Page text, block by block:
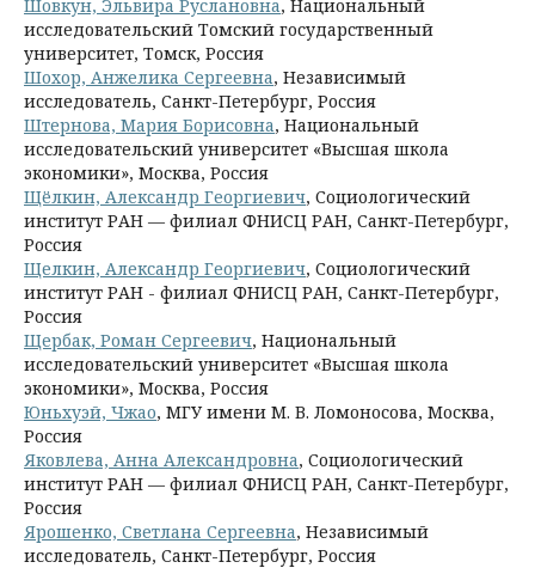
Шовкун, Эльвира Руслановна, Национальный
исследовательский Томский государственный
университет, Томск, Россия
Шохор, Анжелика Сергеевна, Независимый
исследователь, Санкт-Петербург, Россия
Штернова, Мария Борисовна, Национальный
исследовательский университет «Высшая школа
экономики», Москва, Россия
Щёлкин, Александр Георгиевич, Социологический
институт РАН — филиал ФНИСЦ РАН, Санкт-Петербург,
Россия
Щелкин, Александр Георгиевич, Социологический
институт РАН - филиал ФНИСЦ РАН, Санкт-Петербург,
Россия
Щербак, Роман Сергеевич, Национальный
исследовательский университет «Высшая школа
экономики», Москва, Россия
Юньхуэй, Чжао, МГУ имени М. В. Ломоносова, Москва,
Россия
Яковлева, Анна Александровна, Социологический
институт РАН — филиал ФНИСЦ РАН, Санкт-Петербург,
Россия
Ярошенко, Светлана Сергеевна, Независимый
исследователь, Санкт-Петербург, Россия